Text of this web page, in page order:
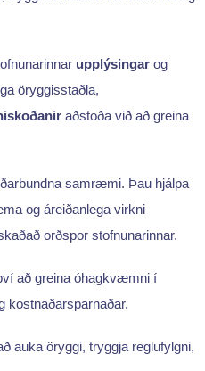
upplýsingarog
öryggisstaðla,
aðstoða við að greina
samræmi. Þau hjálpa
og áreiðanlega virkni
orðspor stofnunarinnar.
að greina óhagkvæmni í
kostnaðarsparnaðar.
auka öryggi, tryggja reglufylgni,